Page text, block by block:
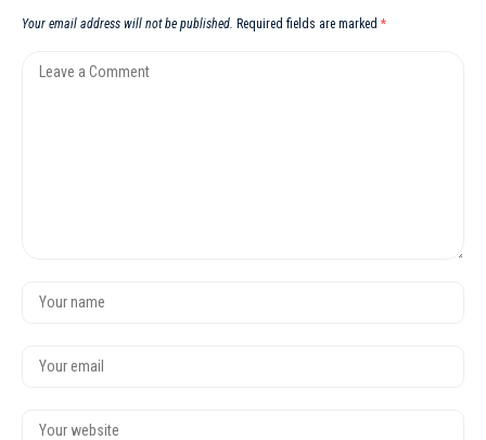
Your email address will not be published. Required fields are marked *